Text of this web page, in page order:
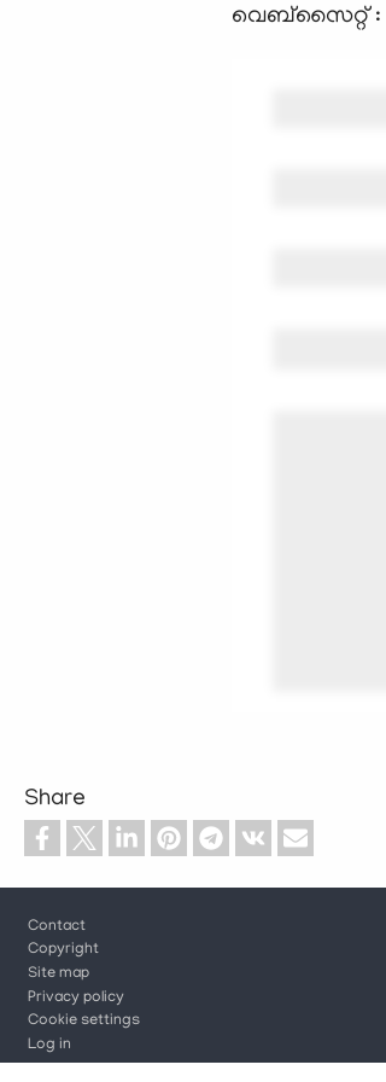
വെബ്സൈറ്റ് :
Share
Footer
Contact
Copyright
Site map
Privacy policy
Cookie settings
Log in